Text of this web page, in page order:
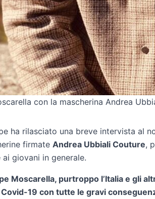
con la mascherina Andrea
ha rilasciato una breve intervista al
firmate Andrea Ubbiali Couture,
giovani in generale.
Moscarella, purtroppo l’Italia e gli
19 con tutte le gravi